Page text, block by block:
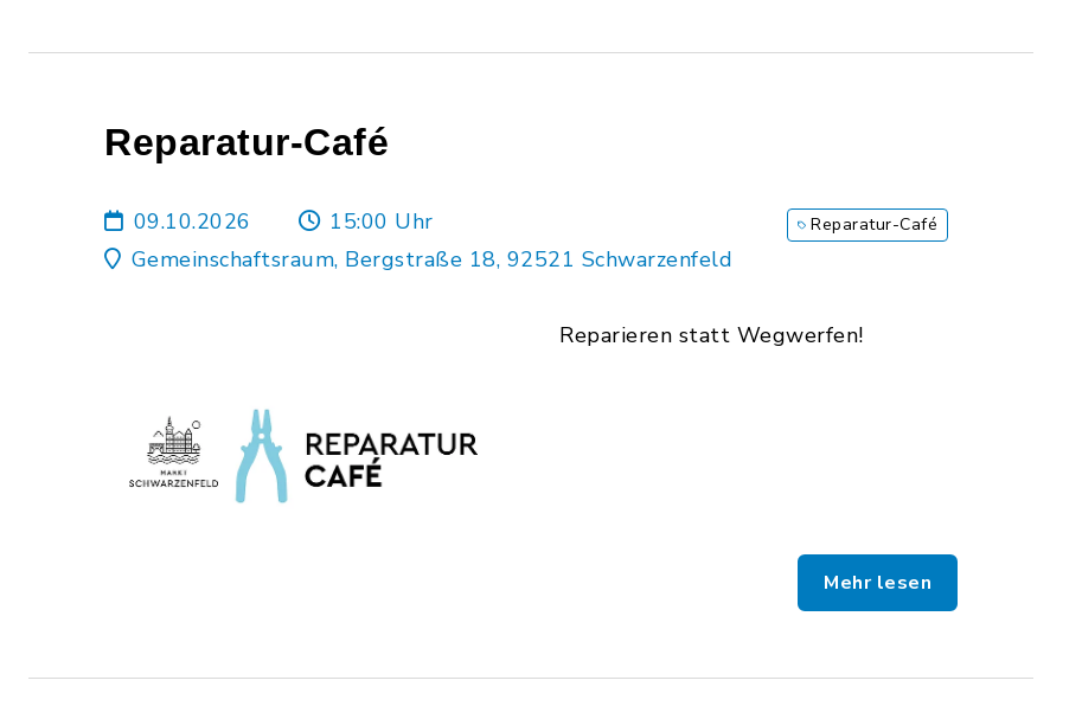
Reparatur-Café
09.10.2026
15:00 Uhr
Gemeinschaftsraum, Bergstraße 18, 92521 Schwarzenfeld
Reparatur-Café
Reparieren statt Wegwerfen!
Mehr lesen